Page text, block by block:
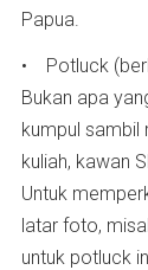
Papua.
• Potluck
Bukan apa
kumpul sambil
kuliah, kawan
Untuk
latar foto,
untuk potluck